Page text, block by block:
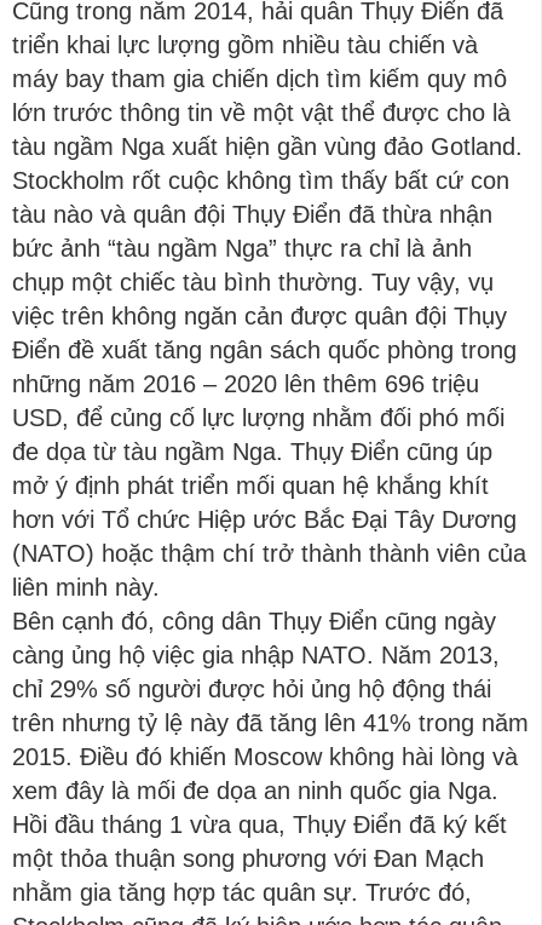
Cũng trong năm 2014, hải quân Thụy Điển đã
triển khai lực lượng gồm nhiều tàu chiến và
máy bay tham gia chiến dịch tìm kiếm quy mô
lớn trước thông tin về một vật thể được cho là
tàu ngầm Nga xuất hiện gần vùng đảo Gotland.
Stockholm rốt cuộc không tìm thấy bất cứ con
tàu nào và quân đội Thụy Điển đã thừa nhận
bức ảnh “tàu ngầm Nga” thực ra chỉ là ảnh
chụp một chiếc tàu bình thường. Tuy vậy, vụ
việc trên không ngăn cản được quân đội Thụy
Điển đề xuất tăng ngân sách quốc phòng trong
những năm 2016 – 2020 lên thêm 696 triệu
USD, để củng cố lực lượng nhằm đối phó mối
đe dọa từ tàu ngầm Nga. Thụy Điển cũng úp
mở ý định phát triển mối quan hệ khắng khít
hơn với Tổ chức Hiệp ước Bắc Đại Tây Dương
(NATO) hoặc thậm chí trở thành thành viên của
liên minh này.
Bên cạnh đó, công dân Thụy Điển cũng ngày
càng ủng hộ việc gia nhập NATO. Năm 2013,
chỉ 29% số người được hỏi ủng hộ động thái
trên nhưng tỷ lệ này đã tăng lên 41% trong năm
2015. Điều đó khiến Moscow không hài lòng và
xem đây là mối đe dọa an ninh quốc gia Nga.
Hồi đầu tháng 1 vừa qua, Thụy Điển đã ký kết
một thỏa thuận song phương với Đan Mạch
nhằm gia tăng hợp tác quân sự. Trước đó,